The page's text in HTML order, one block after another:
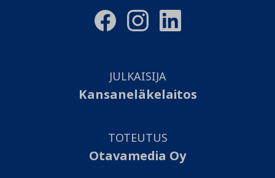
JULKAISIJA
Kansaneläkelaitos
TOTEUTUS
Otavamedia Oy